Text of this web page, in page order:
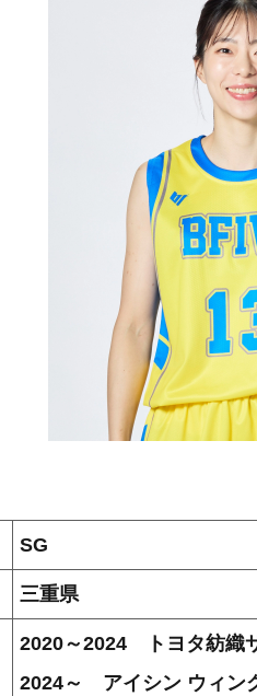
SG
三重県
2020～2024 トヨタ紡織
2024～ アイシン ウィン